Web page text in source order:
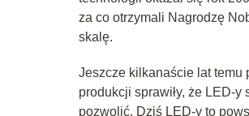
za co otrzymali Nagrodzę
skalę.
Jeszcze kilkanaście lat temu
produkcji sprawiły, że LED-y
pozwolić. Dziś LED-y to